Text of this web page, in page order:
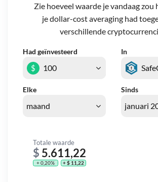
Zie hoeveel waarde je vandaag zou
je dollar-cost averaging had
verschillende
Had geïnvesteerd In
Elke Sinds
$
Totale waarde
$ 5.611,22
+ 0,20% + $ 11,22